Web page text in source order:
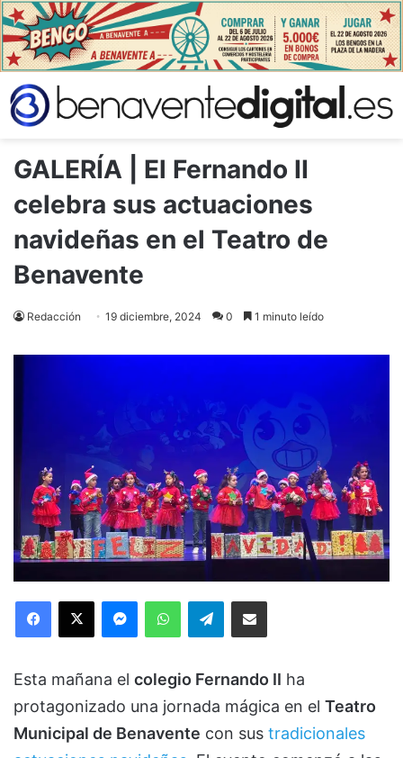
GALERÍA | El Fernando II
celebra sus actuaciones
navideñas en el Teatro de
Benavente
Redacción 19 diciembre, 2024 0 1 minuto leído
Facebook
X MessengerWhatsAppTelegramCompartir via Email
Esta mañana el colegio Fernando II ha
protagonizado una jornada mágica en el Teatro
Municipal de Benavente con sus tradicionales